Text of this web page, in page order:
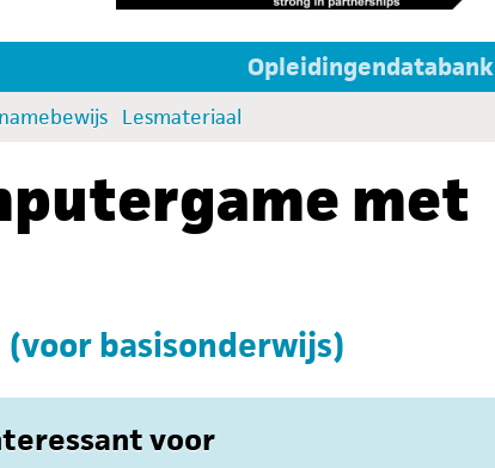
Opleidingendatabank
Lesmateriaal
met
basisonderwijs)
voor